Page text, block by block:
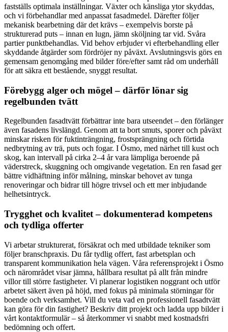
fastställs optimala inställningar. Växter och känsliga ytor skyddas,
och vi förbehandlar med anpassat fasadmedel. Därefter följer
mekanisk bearbetning där det krävs – exempelvis borste på
strukturerad puts – innan en lugn, jämn sköljning tar vid. Svåra
partier punktbehandlas. Vid behov erbjuder vi efterbehandling eller
skyddande åtgärder som fördröjer ny påväxt. Avslutningsvis görs en
gemensam genomgång med bilder före/efter samt råd om underhåll
för att säkra ett bestående, snyggt resultat.
Förebygg alger och mögel – därför lönar sig
regelbunden tvätt
Regelbunden fasadtvätt förbättrar inte bara utseendet – den förlänger
även fasadens livslängd. Genom att ta bort smuts, sporer och påväxt
minskar risken för fuktinträngning, frostsprängning och förtida
nedbrytning av trä, puts och fogar. I Ösmo, med närhet till kust och
skog, kan intervall på cirka 2–4 år vara lämpliga beroende på
väderstreck, skuggning och omgivande vegetation. En ren fasad ger
bättre vidhäftning inför målning, minskar behovet av tunga
renoveringar och bidrar till högre trivsel och ett mer inbjudande
helhetsintryck.
Trygghet och kvalitet – dokumenterad kompetens
och tydliga offerter
Vi arbetar strukturerat, försäkrat och med utbildade tekniker som
följer branschpraxis. Du får tydlig offert, fast arbetsplan och
transparent kommunikation hela vägen. Våra referensprojekt i Ösmo
och närområdet visar jämna, hållbara resultat på allt från mindre
villor till större fastigheter. Vi planerar logistiken noggrant och utför
arbetet säkert även på höjd, med fokus på minimala störningar för
boende och verksamhet. Vill du veta vad en professionell fasadtvätt
kan göra för din fastighet? Beskriv ditt projekt och ladda upp bilder i
vårt kontaktformulär – så återkommer vi snabbt med kostnadsfri
bedömning och offert.